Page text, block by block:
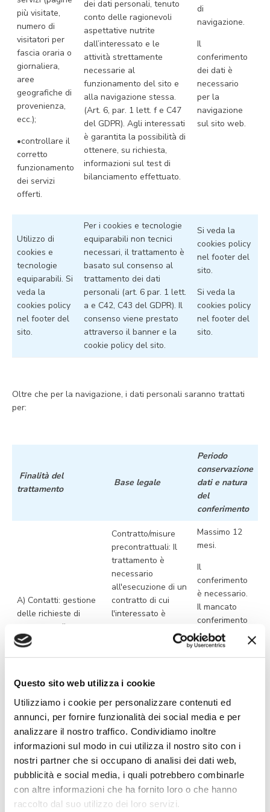
Questo sito web utilizza i cookie
Utilizziamo i cookie per personalizzare contenuti ed
annunci, per fornire funzionalità dei social media e per
analizzare il nostro traffico. Condividiamo inoltre
informazioni sul modo in cui utilizza il nostro sito con i
nostri partner che si occupano di analisi dei dati web,
pubblicità e social media, i quali potrebbero combinarle
con altre informazioni che ha fornito loro o che hanno
raccolto dal suo utilizzo dei loro servizi.
più visitate,
numero di
visitatori per
fascia oraria o
giornaliera,
aree
geografiche di
provenienza,
ecc.);
•controllare il
corretto
funzionamento
dei servizi
offerti.
dei dati personali, tenuto
conto delle ragionevoli
aspettative nutrite
dall’interessato e le
attività strettamente
necessarie al
funzionamento del sito e
alla navigazione stessa.
(Art. 6, par. 1 lett. f e C47
del GDPR). Agli interessati
è garantita la possibilità di
ottenere, su richiesta,
informazioni sul test di
bilanciamento effettuato.
di
navigazione.
Il
conferimento
dei dati è
necessario
per la
navigazione
sul sito web.
Utilizzo di
cookies e
tecnologie
equiparabili. Si
veda la
cookies policy
nel footer del
sito.
Per i cookies e tecnologie
equiparabili non tecnici
necessari, il trattamento è
basato sul consenso al
trattamento dei dati
personali (art. 6 par. 1 lett.
a e C42, C43 del GDPR). Il
consenso viene prestato
attraverso il banner e la
cookie policy del sito.
Si veda la
cookies policy
nel footer del
sito.
Si veda la
cookies policy
nel footer del
sito.
Oltre che per la navigazione, i dati personali saranno trattati
per:
Finalità del
trattamento
Base legale
Periodo
conservazione
dati e natura
del
conferimento
A) Contatti: gestione
delle richieste di
contatto e di
informazioni anche
Contratto/misure
precontrattuali: Il
trattamento è
necessario
all'esecuzione di un
contratto di cui
l'interessato è
all'esecuzione di
adottate su
stesso (C44). Art. 6
par. 1 lett. b) del
GDPR.
Massimo 12
mesi.
Il
conferimento
è necessario.
Il mancato
conferimento
dei dati
necessari
comporterà
contattato e
ricevere
informazioni.
Obbligo di legge: Il
5 anni dalla
chiusura della
richiesta,